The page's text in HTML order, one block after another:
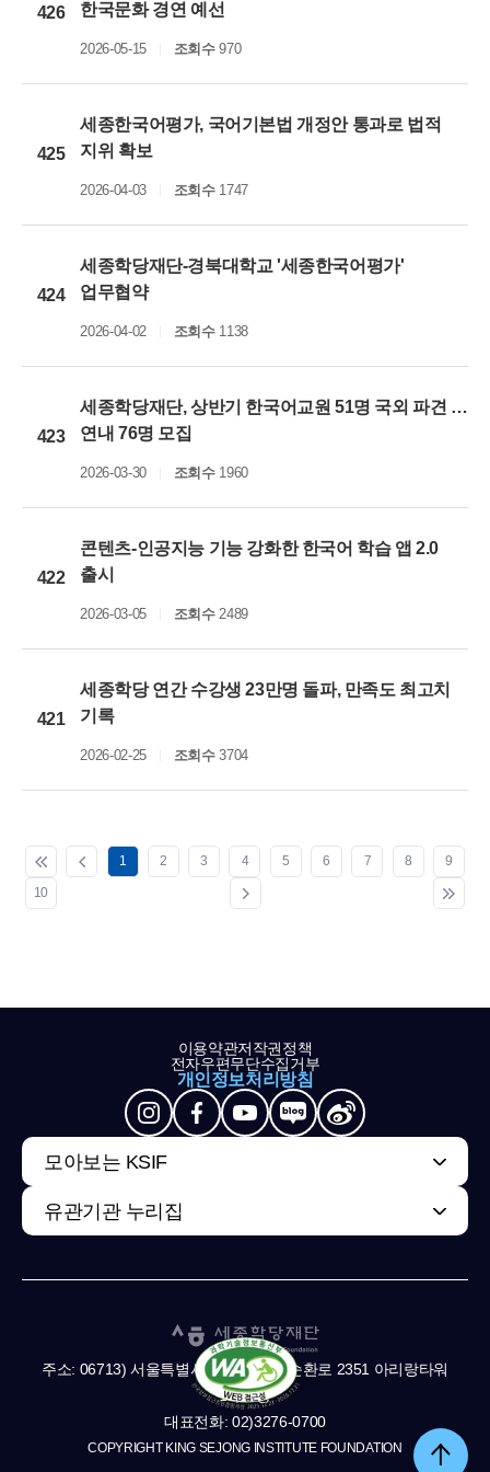
426 한국문화 경연 예선
2026-05-15 조회수970
425
세종한국어평가, 국어기본법 개정안 통과로 법적
지위 확보
2026-04-03 조회수1747
424
세종학당재단-경북대학교 '세종한국어평가'
업무협약
2026-04-02 조회수1138
423
세종학당재단, 상반기 한국어교원 51명 국외 파견 …
연내 76명 모집
2026-03-30 조회수1960
422
콘텐츠-인공지능 기능 강화한 한국어 학습 앱 2.0
출시
2026-03-05 조회수2489
421
세종학당 연간 수강생 23만명 돌파, 만족도 최고치
기록
2026-02-25 조회수3704
1 2 3 4 5 6 7 8 9
10
이용약관저작권정책
전자우편무단수집거부
개인정보처리방침
모아보는 KSIF
유관기관 누리집
주소: 06713) 서울특별시 서초구 남부순환로 2351 아리랑타워
11,13층
대표전화: 02)3276-0700
COPYRIGHT KING SEJONG INSTITUTE FOUNDATION